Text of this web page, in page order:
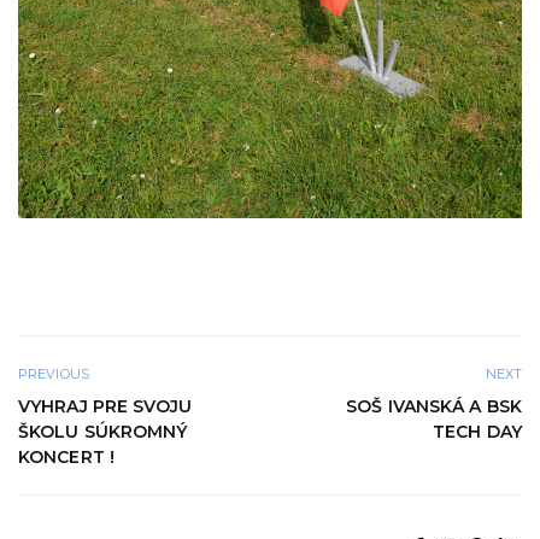
PREVIOUS
VYHRAJ PRE SVOJU
ŠKOLU SÚKROMNÝ
KONCERT !
NEXT
SOŠ IVANSKÁ A BSK
TECH DAY